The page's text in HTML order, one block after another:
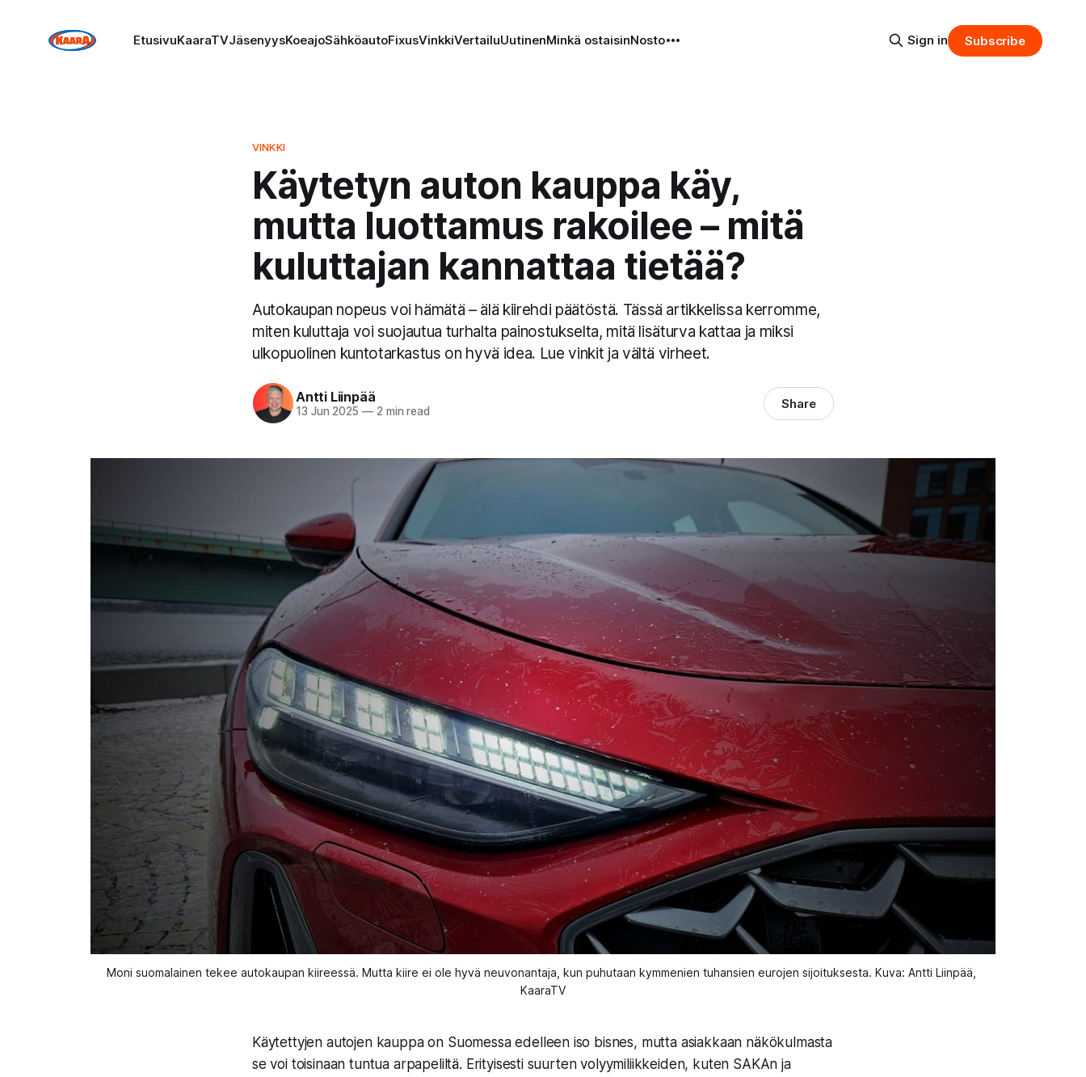
EtusivuKaaraTVJäsenyysKoeajoSähköautoFixusVinkkiVertailuUutinenMinkä ostaisinNosto Sign in Subscribe
VINKKI
Käytetyn auton kauppa käy,
mutta luottamus rakoilee – mitä
kuluttajan kannattaa tietää?
Autokaupan nopeus voi hämätä – älä kiirehdi päätöstä. Tässä artikkelissa kerromme,
miten kuluttaja voi suojautua turhalta painostukselta, mitä lisäturva kattaa ja miksi
ulkopuolinen kuntotarkastus on hyvä idea. Lue vinkit ja vältä virheet.
Antti Liinpää
13 Jun 2025 —2 min read Share
Moni suomalainen tekee autokaupan kiireessä. Mutta kiire ei ole hyvä neuvonantaja, kun puhutaan kymmenien tuhansien eurojen sijoituksesta. Kuva: Antti Liinpää,
KaaraTV
Käytettyjen autojen kauppa on Suomessa edelleen iso bisnes, mutta asiakkaan näkökulmasta
se voi toisinaan tuntua arpapeliltä. Erityisesti suurten volyymiliikkeiden, kuten SAKAn ja